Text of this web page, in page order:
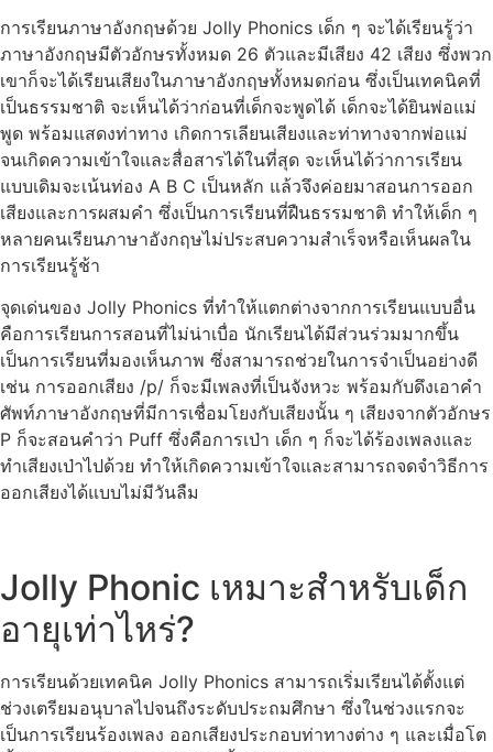
การเรียนภาษาอังกฤษด้วย Jolly Phonics เด็ก ๆ จะได้เรียนรู้ว่า
ภาษาอังกฤษมีตัวอักษรทั้งหมด 26 ตัวและมีเสียง 42 เสียง ซึ่งพวก
เขาก็จะได้เรียนเสียงในภาษาอังกฤษทั้งหมดก่อน ซึ่งเป็นเทคนิคที่
เป็นธรรมชาติ จะเห็นได้ว่าก่อนที่เด็กจะพูดได้ เด็กจะได้ยินพ่อแม่
พูด พร้อมแสดงท่าทาง เกิดการเลียนเสียงและท่าทางจากพ่อแม่
จนเกิดความเข้าใจและสื่อสารได้ในที่สุด จะเห็นได้ว่าการเรียน
แบบเดิมจะเน้นท่อง A B C เป็นหลัก แล้วจึงค่อยมาสอนการออก
เสียงและการผสมคำ ซึ่งเป็นการเรียนที่ฝืนธรรมชาติ ทำให้เด็ก ๆ
หลายคนเรียนภาษาอังกฤษไม่ประสบความสำเร็จหรือเห็นผลใน
การเรียนรู้ช้า
จุดเด่นของ Jolly Phonics ที่ทำให้แตกต่างจากการเรียนแบบอื่น
คือการเรียนการสอนที่ไม่น่าเบื่อ นักเรียนได้มีส่วนร่วมมากขึ้น
เป็นการเรียนที่มองเห็นภาพ ซึ่งสามารถช่วยในการจำเป็นอย่างดี
เช่น การออกเสียง /p/ ก็จะมีเพลงที่เป็นจังหวะ พร้อมกับดึงเอาคำ
ศัพท์ภาษาอังกฤษที่มีการเชื่อมโยงกับเสียงนั้น ๆ เสียงจากตัวอักษร
P ก็จะสอนคำว่า Puff ซึ่งคือการเป่า เด็ก ๆ ก็จะได้ร้องเพลงและ
ทำเสียงเป่าไปด้วย ทำให้เกิดความเข้าใจและสามารถจดจำวิธีการ
ออกเสียงได้แบบไม่มีวันลืม
Jolly Phonic เหมาะสำหรับเด็ก
อายุเท่าไหร่?
การเรียนด้วยเทคนิค Jolly Phonics สามารถเริ่มเรียนได้ตั้งแต่
ช่วงเตรียมอนุบาลไปจนถึงระดับประถมศึกษา ซึ่งในช่วงแรกจะ
เป็นการเรียนร้องเพลง ออกเสียงประกอบท่าทางต่าง ๆ และเมื่อโต